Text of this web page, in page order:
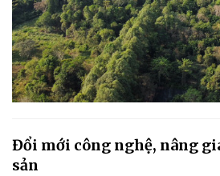
Đổi mới công nghệ, nâng
sản